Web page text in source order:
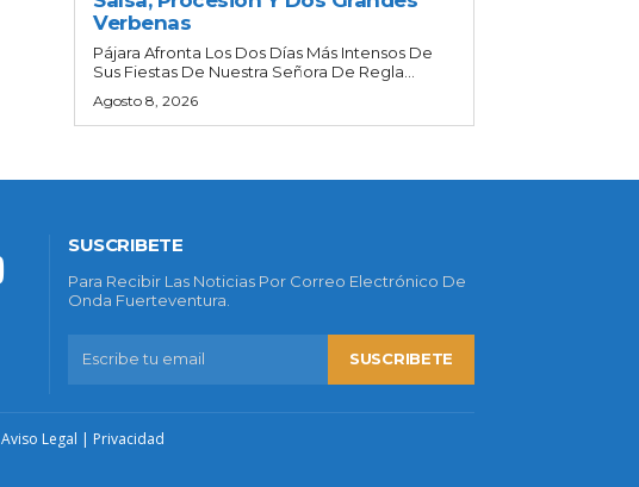
Verbenas
Pájara Afronta Los Dos Días Más Intensos De
Sus Fiestas De Nuestra Señora De Regla...
Agosto 8, 2026
SUSCRIBETE
Para Recibir Las Noticias Por Correo Electrónico De
Onda Fuerteventura.
SUSCRIBETE
Aviso Legal | Privacidad